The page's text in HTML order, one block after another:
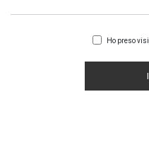
Ho preso